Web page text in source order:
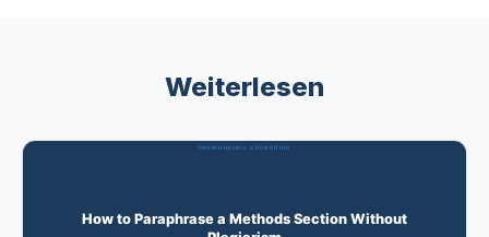
Weiterlesen